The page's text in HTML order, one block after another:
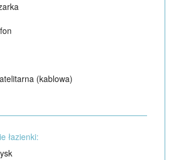
(kablowa)
łazienki: